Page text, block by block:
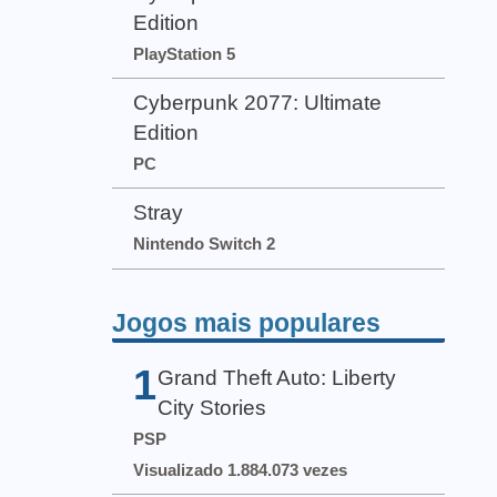
Edition
PlayStation 5
Cyberpunk 2077: Ultimate
Edition
PC
Stray
Nintendo Switch 2
Jogos mais populares
1 Grand Theft Auto: Liberty
City Stories
PSP
Visualizado 1.884.073 vezes